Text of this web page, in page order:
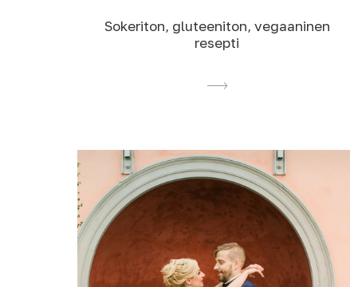
Sokeriton, gluteeniton, vegaaninen
resepti